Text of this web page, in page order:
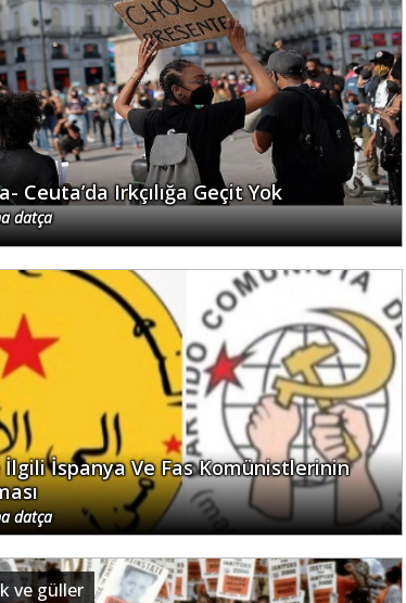
Ceuta’da Irkçılığa Geçit Yok
datça
İlgili İspanya Ve Fas Komünistlerinin
datça
ve güller